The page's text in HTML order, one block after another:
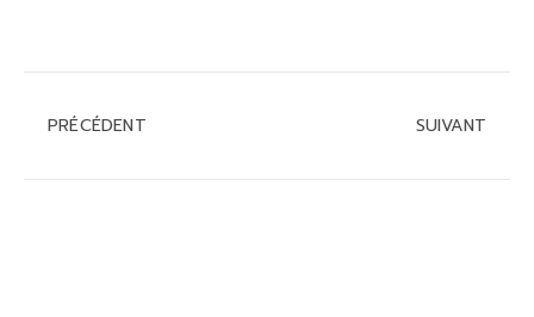
PRÉCÉDENT SUIVANT